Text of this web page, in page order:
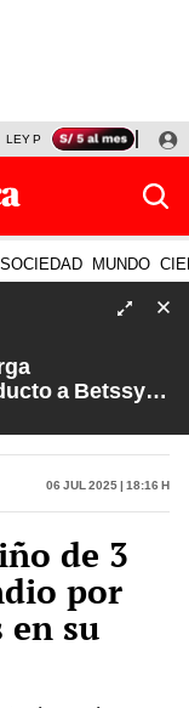
LEY PULPÍN PRECIO DEL
SOCIEDAD MUNDO
a Betssy
Sin Guion con
Palacios
06 Jul 2025 | 18:16 h
de 3
por
en su